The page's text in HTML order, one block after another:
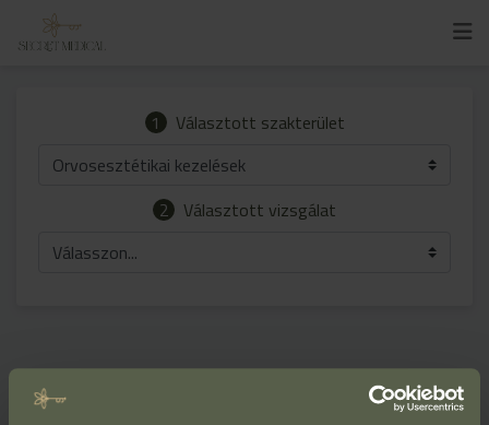
1
Választott szakterület
Orvosesztétikai kezelések
2 Választott vizsgálat
Válasszon...